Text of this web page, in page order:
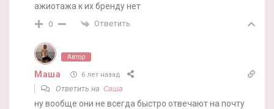
ажиотажа к их бренду нет
0 Ответить
Автор
Маша 6 лет назад
Ответить на Саша
ну вообще они не всегда быстро отвечают на почту